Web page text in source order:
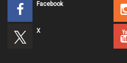
Facebook
X